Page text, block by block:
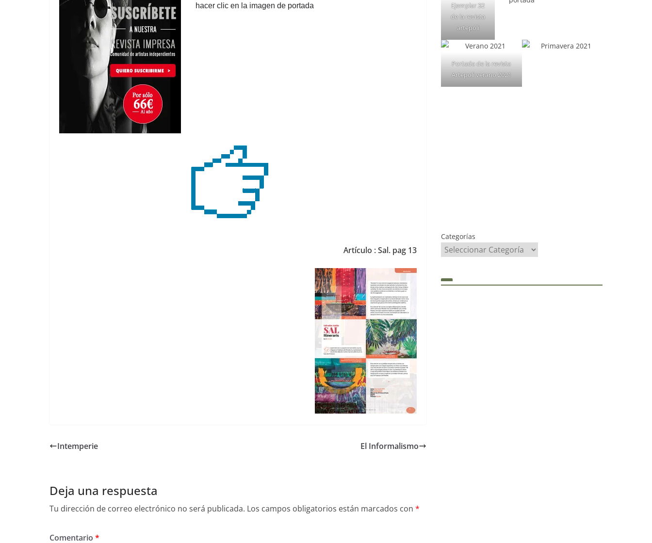
hacer clic en la imagen de portada
Artículo : Sal. pag 13
Intemperie El Informalismo
Deja una respuesta
Tu dirección de correo electrónico no será publicada. Los campos obligatorios están marcados con *
Comentario *
Ejemplar 32
de la revista
artepoli
Portada de la revista
Artepoli verano 2021
Categorías